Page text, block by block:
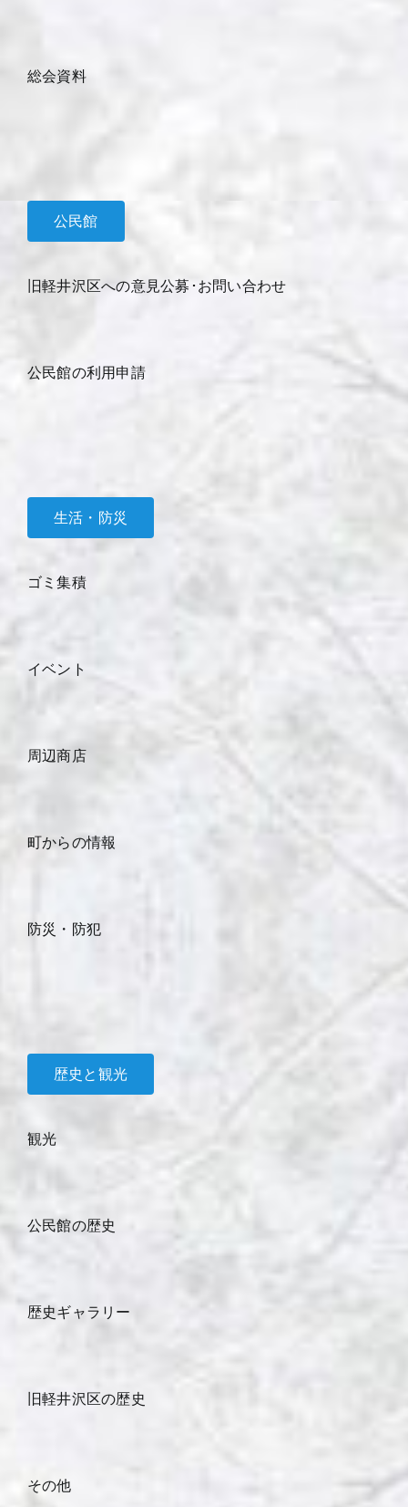
総会資料
公民館
旧軽井沢区への意見公募･お問い合わせ
公民館の利用申請
生活・防災
ゴミ集積
イベント
周辺商店
町からの情報
防災・防犯
歴史と観光
観光
公民館の歴史
歴史ギャラリー
旧軽井沢区の歴史
その他